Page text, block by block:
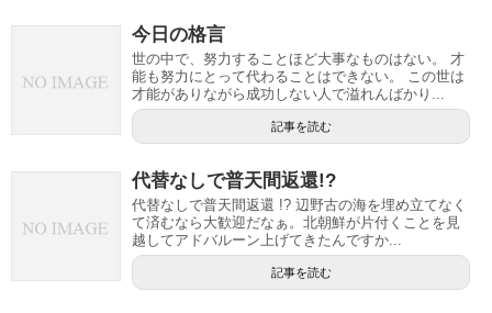
今日の格言
世の中で、努力することほど大事なものはない。 才
能も努力にとって代わることはできない。 この世は
才能がありながら成功しない人で溢れんばかり...
記事を読む
代替なしで普天間返還!?
代替なしで普天間返還 !? 辺野古の海を埋め立てなく
て済むなら大歓迎だなぁ。北朝鮮が片付くことを見
越してアドバルーン上げてきたんですか...
記事を読む